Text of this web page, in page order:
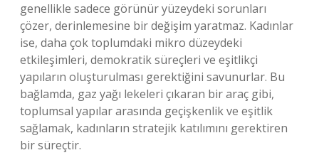
genellikle sadece görünür yüzeydeki sorunları
çözer, derinlemesine bir değişim yaratmaz. Kadınlar
ise, daha çok toplumdaki mikro düzeydeki
etkileşimleri, demokratik süreçleri ve eşitlikçi
yapıların oluşturulması gerektiğini savunurlar. Bu
bağlamda, gaz yağı lekeleri çıkaran bir araç gibi,
toplumsal yapılar arasında geçişkenlik ve eşitlik
sağlamak, kadınların stratejik katılımını gerektiren
bir süreçtir.